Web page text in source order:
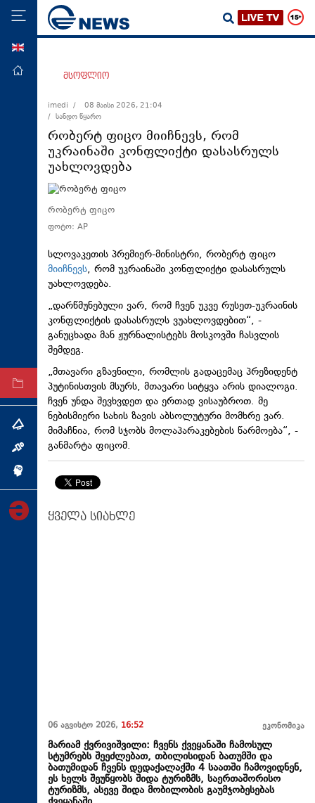
მთავარი
ეკონომიკა
მსოფლიო
ჯანდაცვა
საზოგადოება
სამართალი
რეგიონი
კულტურა
სპორტი
ტექნოლოგიები
ტაბლოიდი
არქივი
თემა
ინტერვიუ
მსოფლიო
imedi /
08 მაისი 2026, 21:04
/ სანდო წყარო
რობერტ ფიცო მიიჩნევს, რომ
უკრაინაში კონფლიქტი დასასრულს
უახლოვდება
რობერტ ფიცო
ფოტო: AP
სლოვაკეთის პრემიერ-მინისტრი, რობერტ ფიცო
მიიჩნევს, რომ უკრაინაში კონფლიქტი დასასრულს
უახლოვდება.
„დარწმუნებული ვარ, რომ ჩვენ უკვე რუსეთ-უკრაინის
კონფლიქტის დასასრულს ვუახლოვდებით“, -
განუცხადა მან ჟურნალისტებს მოსკოვში ჩასვლის
შემდეგ.
„მთავარი გზავნილი, რომლის გადაცემაც პრეზიდენტ
პუტინისთვის მსურს, მთავარი სიტყვა არის დიალოგი.
ჩვენ უნდა შევხვდეთ და ერთად ვისაუბროთ. მე
ნებისმიერი სახის ზავის აბსოლუტური მომხრე ვარ.
მიმაჩნია, რომ სჯობს მოლაპარაკებების წარმოება“, -
განმარტა ფიცომ.
ყველა სიახლე
06 აგვისტო 2026, 16:52 ეკონომიკა
მარიამ ქვრივიშვილი: ჩვენს ქვეყანაში ჩამოსულ
სტუმრებს შეეძლებათ, თბილისიდან ბათუმში და
ბათუმიდან ჩვენს დედაქალაქში 4 საათში ჩამოვიდნენ,
ეს ხელს შეუწყობს შიდა ტურიზმს, საერთაშორისო
ტურიზმს, ასევე შიდა მობილობის გაუმჯობესებას